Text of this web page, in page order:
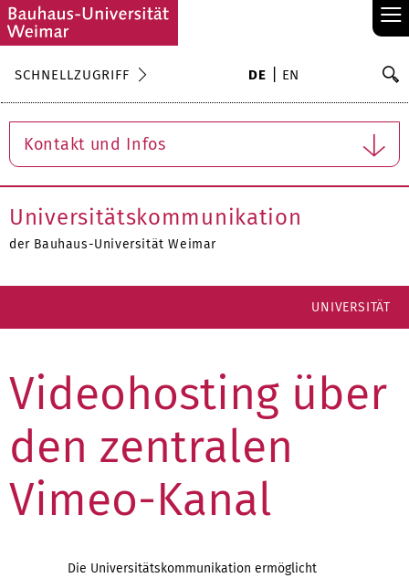
≡
SCHNELLZUGRIFF DE EN
Kontakt und Infos
Universitätskommunikation
der Bauhaus-Universität Weimar
UNIVERSITÄT
Videohosting über
den zentralen
Vimeo-Kanal
Die Universitätskommunikation ermöglicht